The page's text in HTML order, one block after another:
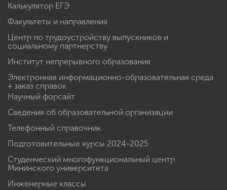
Калькулятор ЕГЭ
Факультеты и направления
Центр по трудоустройству выпускников и
социальному партнерству
Институт непрерывного образования
Электронная информационно-образовательная среда
+ заказ справок
Научный форсайт
Сведения об образовательной организации
Телефонный справочник
Подготовительные курсы 2024-2025
Студенческий многофункциональный центр
Мининского университета
Инженерные классы